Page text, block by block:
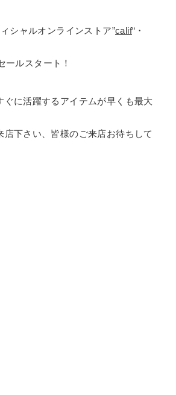
シャルオンラインストア”calif“・
ールスタート！
ぐに活躍するアイテムが早くも最大
店下さい、皆様のご来店お待ちして